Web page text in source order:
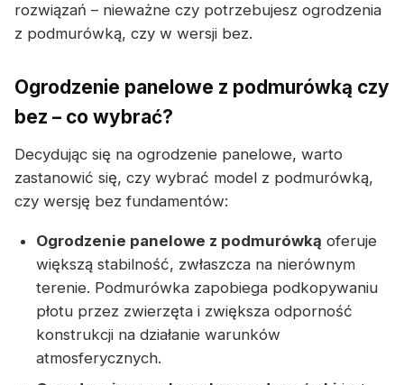
rozwiązań – nieważne czy potrzebujesz ogrodzenia
z podmurówką, czy w wersji bez.
Ogrodzenie panelowe z podmurówką czy
bez – co wybrać?
Decydując się na ogrodzenie panelowe, warto
zastanowić się, czy wybrać model z podmurówką,
czy wersję bez fundamentów:
Ogrodzenie panelowe z podmurówką oferuje
większą stabilność, zwłaszcza na nierównym
terenie. Podmurówka zapobiega podkopywaniu
płotu przez zwierzęta i zwiększa odporność
konstrukcji na działanie warunków
atmosferycznych.